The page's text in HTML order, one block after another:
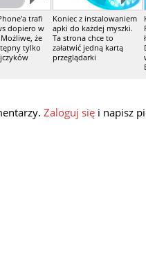
trafi
dopiero w
że
tylko
Koniec z instalowaniem
apki do każdej myszki.
Ta strona chce to
załatwić jedną kartą
przeglądarki
Zaloguj się i napisz